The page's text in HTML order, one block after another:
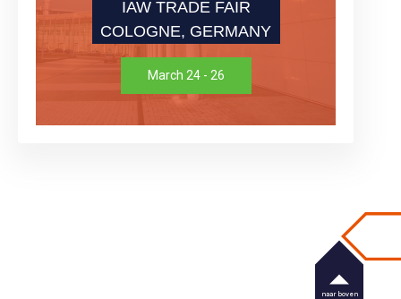
IAW TRADE FAIR
COLOGNE, GERMANY
March 24 - 26
naar boven